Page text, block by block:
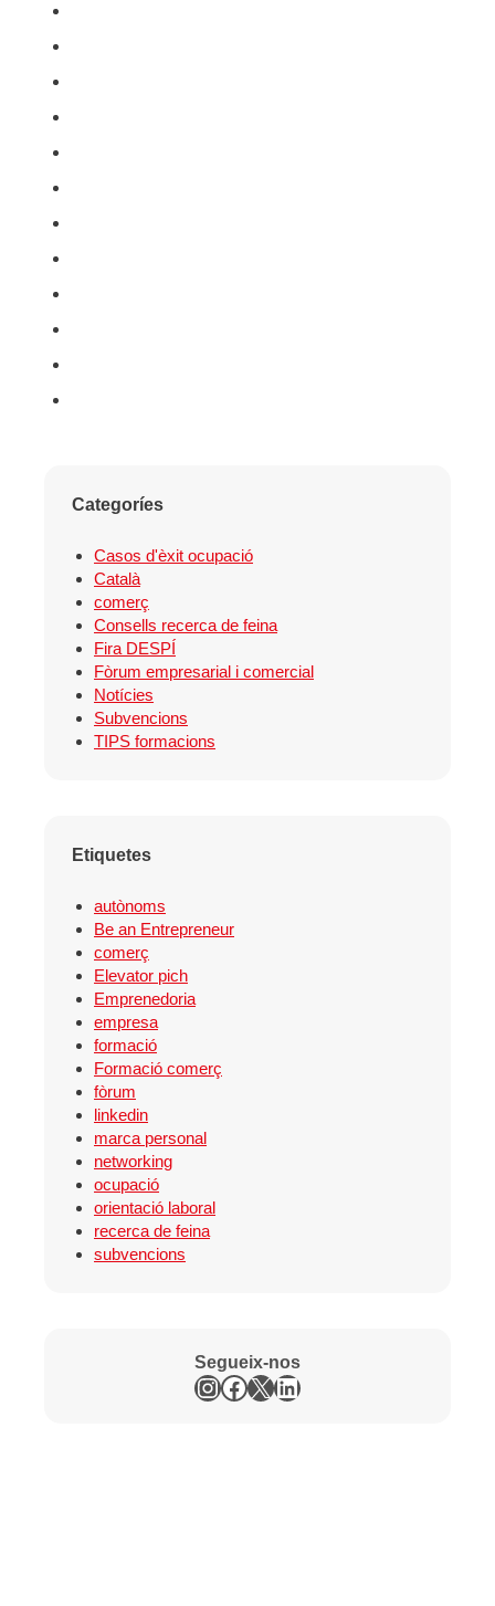
Categoríes
Casos d'èxit ocupació
Català
comerç
Consells recerca de feina
Fira DESPÍ
Fòrum empresarial i comercial
Notícies
Subvencions
TIPS formacions
Etiquetes
autònoms
Be an Entrepreneur
comerç
Elevator pich
Emprenedoria
empresa
formació
Formació comerç
fòrum
linkedin
marca personal
networking
ocupació
orientació laboral
recerca de feina
subvencions
Segueix-nos
Instagram
Facebook
X LinkedIn